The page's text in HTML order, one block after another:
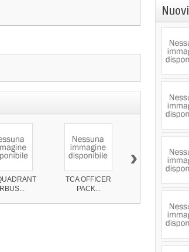
TCA OFFICER
PACK...
›